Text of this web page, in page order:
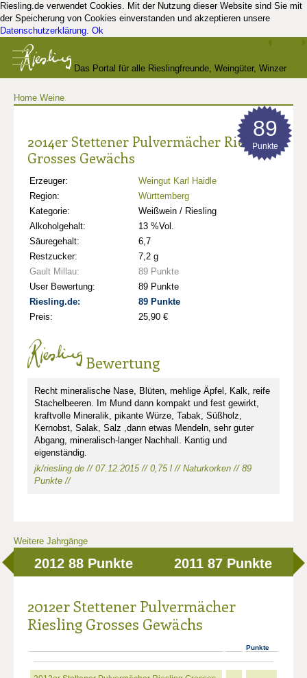
Riesling.de verwendet Cookies. Mit der Nutzung dieser Website sind Sie mit
der Speicherung von Cookies einverstanden und akzeptieren unsere
Datenschutzerklärung. Ok
Das Portal für alle Rieslingfreunde, Weingüter, Winzer
Home Weine
2014er Stettener Pulvermächer Riesling
Grosses Gewächs
Erzeuger:
Weingut Karl Haidle
Region:
Württemberg
Kategorie:
Weißwein / Riesling
Alkoholgehalt:
13 %Vol.
Säuregehalt:
6,7
Restzucker:
7,2 g
Gault Millau:
89 Punkte
User Bewertung:
89 Punkte
Riesling.de:
89 Punkte
Preis:
25,90 €
89
Punkte
Bewertung
Recht mineralische Nase, Blüten, mehlige Äpfel, Kalk, reife
Stachelbeeren. Im Mund dann kompakt und fest gewirkt,
kraftvolle Mineralik, pikante Würze, Tabak, Süßholz,
Kernobst, Salak, Salz ,dann etwas Mendeln, sehr guter
Abgang, mineralisch-langer Nachhall. Kantig und
eigenständig.
jk/riesling.de // 07.12.2015 // 0,75 l // Naturkorken // 89
Punkte //
Weitere Jahrgänge
2012 88 Punkte 2011 87 Punkte
2012er Stettener Pulvermächer
Riesling Grosses Gewächs
Punkte